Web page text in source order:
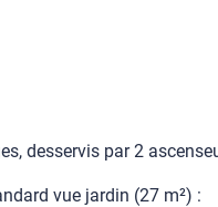
desservis par 2
vue jardin (27 m²) :